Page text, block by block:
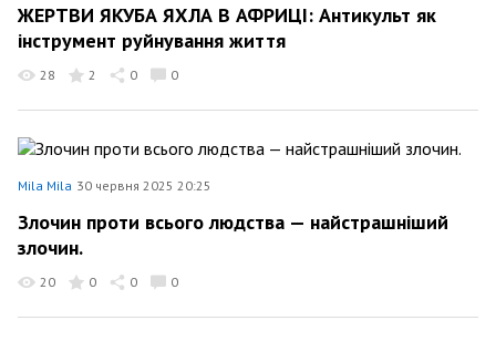
ЖЕРТВИ ЯКУБА ЯХЛА В АФРИЦІ: Антикульт як
інструмент руйнування життя
28 2 0 0
Mila Mila 30 червня 2025 20:25
Злочин проти всього людства — найстрашніший
злочин.
20 0 0 0